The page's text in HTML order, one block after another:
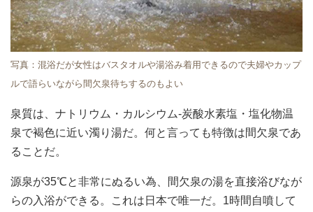
写真：混浴だが女性はバスタオルや湯浴み着用できるので夫婦やカップ
ルで語らいながら間欠泉待ちするのもよい
泉質は、ナトリウム・カルシウム-炭酸水素塩・塩化物温
泉で褐色に近い濁り湯だ。何と言っても特徴は間欠泉であ
ることだ。
源泉が35℃と非常にぬるい為、間欠泉の湯を直接浴びなが
らの入浴ができる。これは日本で唯一だ。1時間自噴して